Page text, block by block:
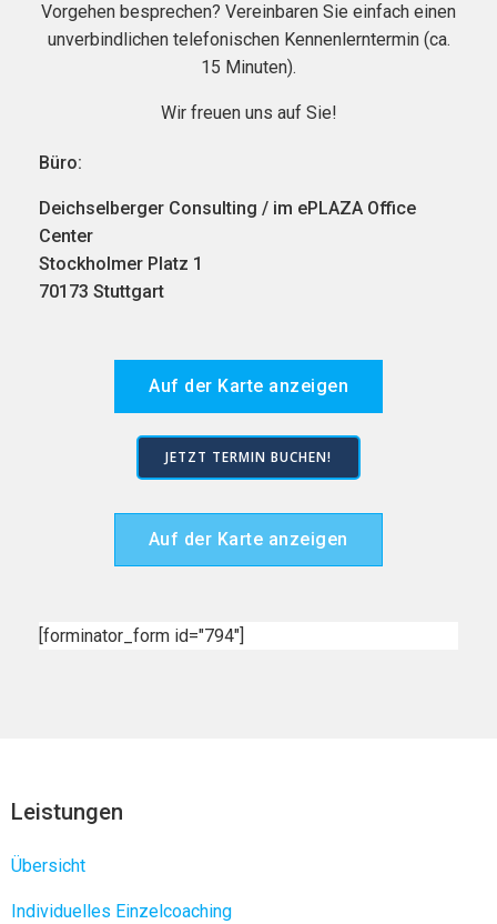
Vorgehen besprechen? Vereinbaren Sie einfach einen
unverbindlichen telefonischen Kennenlerntermin (ca.
15 Minuten).
Wir freuen uns auf Sie!
Büro:
Deichselberger Consulting / im ePLAZA Office
Center
Stockholmer Platz 1
70173 Stuttgart
Auf der Karte anzeigen
JETZT TERMIN BUCHEN!
Auf der Karte anzeigen
[forminator_form id="794"]
Leistungen
Übersicht
Individuelles Einzelcoaching